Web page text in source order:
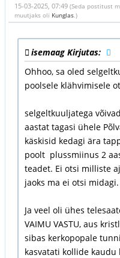
15-03-2025, 07:49 (Seda postitust
muutjaks oli Kunglas.)
isemaag Kirjutas:
Ohhoo, sa oled
poolsele klähvimisele
selgeltkuuljatega
aastat tagasi ühele
käskisid kedagi ära
poolt plussmiinus 2
teadet. Ei otsi milliste
jaoks ma ei otsi midagi.
Ja veel oli ühes
VAIMU VASTU, aus
sibas kerkopopale
kasvatati kollide